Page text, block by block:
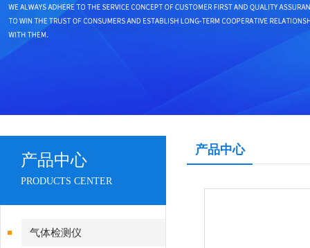
产品中心
PRODUCTS CENTER
气体检测仪
产品中心